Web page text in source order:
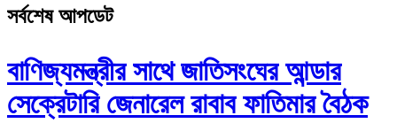
সর্বশেষ আপডেট
বাণিজ্যমন্ত্রীর সাথে জাতিসংঘের আন্ডার
সেক্রেটারি জেনারেল রাবাব ফাতিমার বৈঠক